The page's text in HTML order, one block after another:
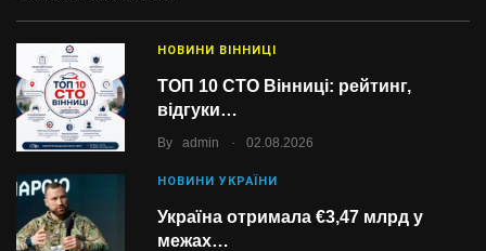
НОВИНИ ВІННИЦІ
ТОП 10 СТО Вінниці: рейтинг,
відгуки…
By admin . 02.08.2026
НОВИНИ УКРАЇНИ
Україна отримала €3,47 млрд у
межах…